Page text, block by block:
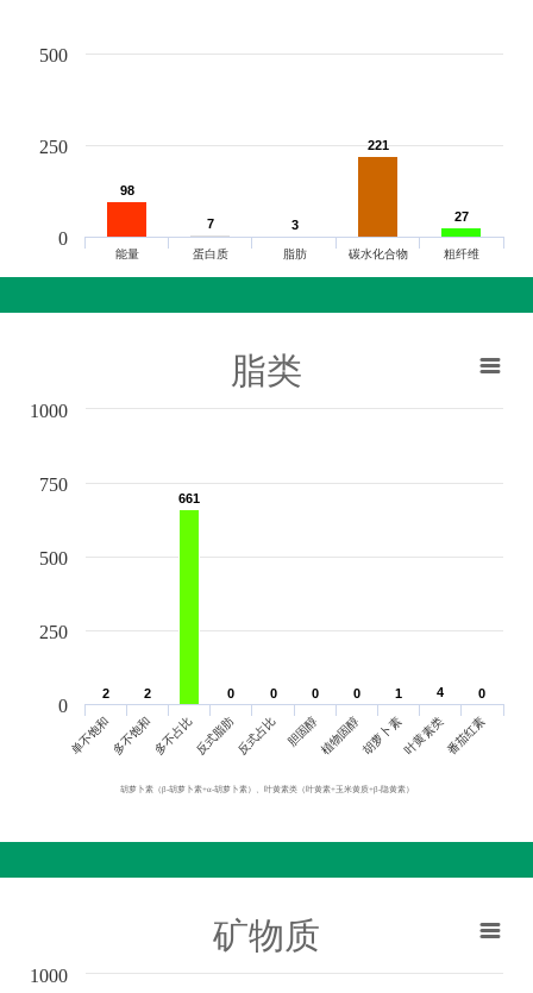
98
98
7
7 3
3
221
221
27
27
能量 蛋白质 脂肪 碳水化合物 粗纤维
0
250
500
脂类
胡萝卜素（β-胡萝卜素+α-胡萝卜素）、叶黄素类（叶黄素+玉米黄质+β-隐黄素）
2
2 2
2
661
661
0
0 0
0 0
0 0
0 1
1 4
4 0
0
单不饱和多不饱和多不占比反式脂肪反式占比 胆固醇植物固醇胡萝卜素叶黄素类番茄红素
0
250
500
750
1000
矿物质
1000